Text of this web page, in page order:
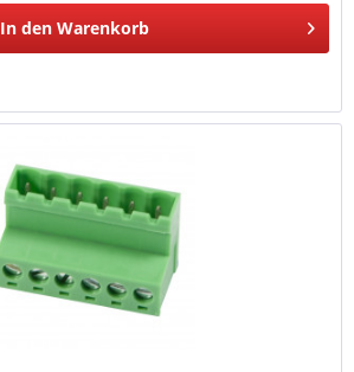
In den Warenkorb